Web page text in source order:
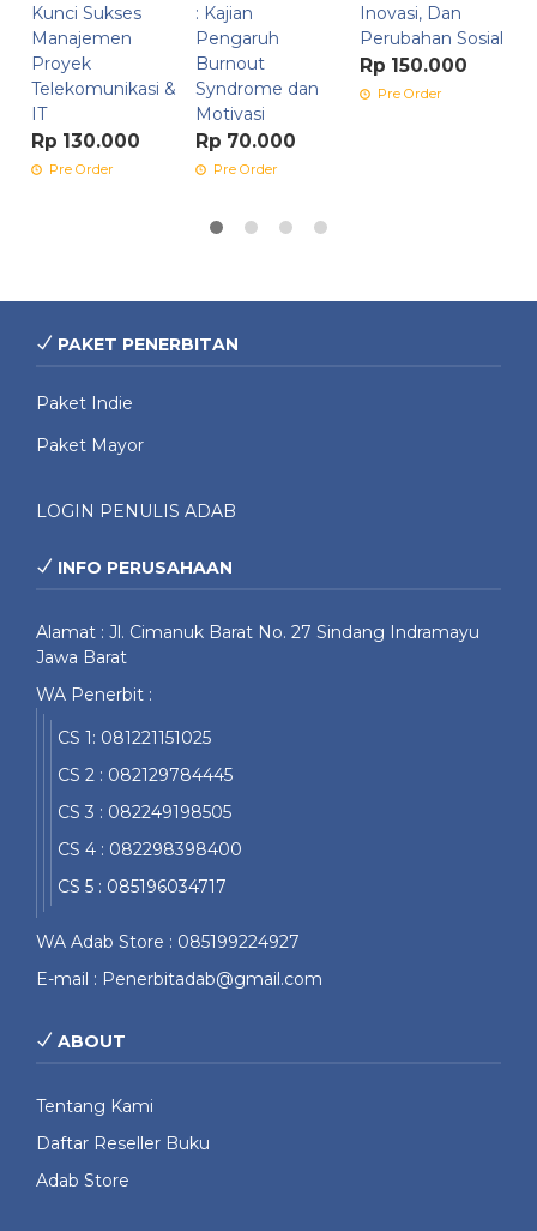
Kunci Sukses
Manajemen
Proyek
Telekomunikasi &
IT
Rp 130.000
Pre Order
: Kajian
Pengaruh
Burnout
Syndrome dan
Motivasi
Rp 70.000
Pre Order
Inovasi, Dan
Perubahan Sosial
Rp 150.000
Pre Order
PAKET PENERBITAN
Paket Indie
Paket Mayor
LOGIN PENULIS ADAB
INFO PERUSAHAAN
Alamat : Jl. Cimanuk Barat No. 27 Sindang Indramayu
Jawa Barat
WA Penerbit :
CS 1: 081221151025
CS 2 : 082129784445
CS 3 : 082249198505
CS 4 : 082298398400
CS 5 : 085196034717
WA Adab Store : 085199224927
E-mail : Penerbitadab@gmail.com
ABOUT
Tentang Kami
Daftar Reseller Buku
Adab Store